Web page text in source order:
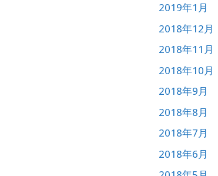
2019年1月
2018年12月
2018年11月
2018年10月
2018年9月
2018年8月
2018年7月
2018年6月